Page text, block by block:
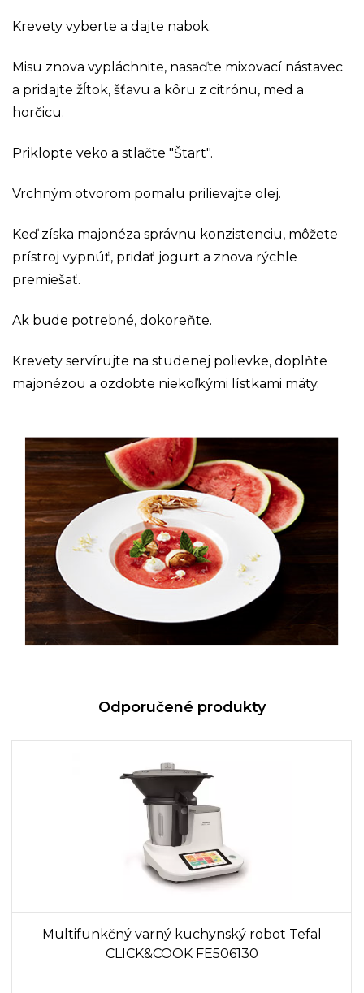
Krevety vyberte a dajte nabok.
Misu znova vypláchnite, nasaďte mixovací nástavec
a pridajte žĺtok, šťavu a kôru z citrónu, med a
horčicu.
Priklopte veko a stlačte "Štart".
Vrchným otvorom pomalu prilievajte olej.
Keď získa majonéza správnu konzistenciu, môžete
prístroj vypnúť, pridať jogurt a znova rýchle
premiešať.
Ak bude potrebné, dokoreňte.
Krevety servírujte na studenej polievke, doplňte
majonézou a ozdobte niekoľkými lístkami mäty.
Odporučené produkty
Multifunkčný varný kuchynský robot Tefal
CLICK&COOK FE506130